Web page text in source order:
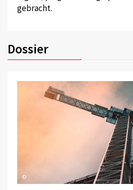
gebracht.
Dossier
©